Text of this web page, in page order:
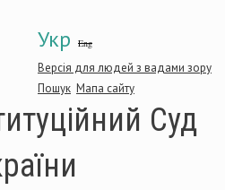
Укр Eng
Версія для людей з вадами зору
Пошук Мапа сайту
Суд